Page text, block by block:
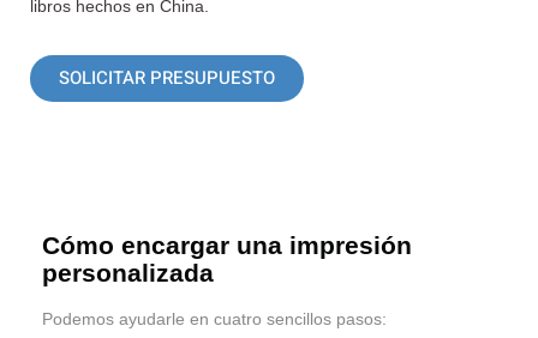
libros hechos en China.
SOLICITAR PRESUPUESTO
Cómo encargar una impresión
personalizada
Podemos ayudarle en cuatro sencillos pasos: